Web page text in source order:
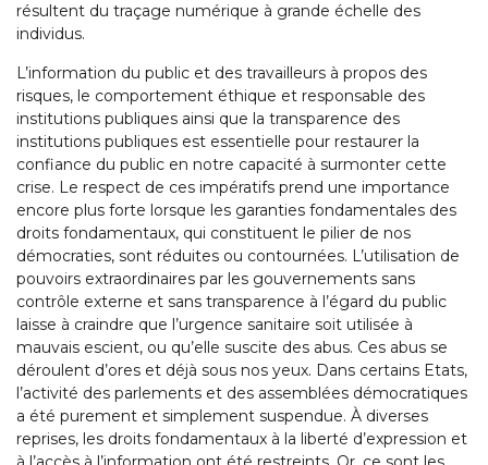
résultent du traçage numérique à grande échelle des
individus.
L’information du public et des travailleurs à propos des
risques, le comportement éthique et responsable des
institutions publiques ainsi que la transparence des
institutions publiques est essentielle pour restaurer la
confiance du public en notre capacité à surmonter cette
crise. Le respect de ces impératifs prend une importance
encore plus forte lorsque les garanties fondamentales des
droits fondamentaux, qui constituent le pilier de nos
démocraties, sont réduites ou contournées. L’utilisation de
pouvoirs extraordinaires par les gouvernements sans
contrôle externe et sans transparence à l’égard du public
laisse à craindre que l’urgence sanitaire soit utilisée à
mauvais escient, ou qu’elle suscite des abus. Ces abus se
déroulent d’ores et déjà sous nos yeux. Dans certains Etats,
l’activité des parlements et des assemblées démocratiques
a été purement et simplement suspendue. À diverses
reprises, les droits fondamentaux à la liberté d’expression et